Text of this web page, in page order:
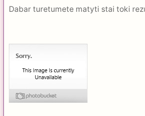
Dabar turetumete matyti stai toki